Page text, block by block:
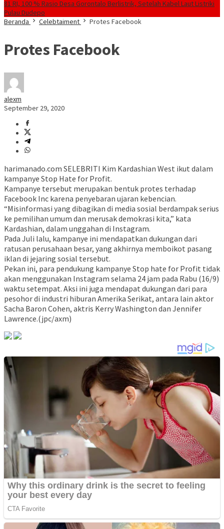
81 RI, 100 % Rasio Desa Gorontalo Berlistrik, Setelah Kabel Laut Listriki
Pulau Dudepo
Beranda
Celebtaiment Protes Facebook
Protes Facebook
alexm
September 29, 2020
harimanado.com SELEBRITI Kim Kardashian West ikut dalam
kampanye Stop Hate for Profit.
Kampanye tersebut merupakan bentuk protes terhadap
Facebook Inc karena penyebaran ujaran kebencian.
“Misinformasi yang dibagikan di media sosial berdampak serius
ke pemilihan umum dan merusak demokrasi kita,” kata
Kardashian, dalam unggahan di Instagram.
Pada Juli lalu, kampanye ini mendapatkan dukungan dari
ratusan perusahaan besar, yang akhirnya memboikot pasang
iklan di jejaring sosial tersebut.
Pekan ini, para pendukung kampanye Stop hate for Profit tidak
akan menggunakan Instagram selama 24 jam pada Rabu (16/9)
waktu setempat. Aksi ini juga mendapat dukungan dari para
pesohor di industri hiburan Amerika Serikat, antara lain aktor
Sacha Baron Cohen, aktris Kerry Washington dan Jennifer
Lawrence.(jpc/axm)